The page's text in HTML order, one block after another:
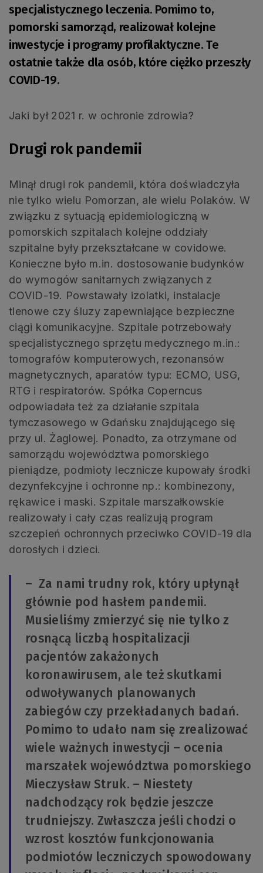
specjalistycznego leczenia. Pomimo to,
pomorski samorząd, realizował kolejne
inwestycje i programy profilaktyczne. Te
ostatnie także dla osób, które ciężko przeszły
COVID-19.
Jaki był 2021 r. w ochronie zdrowia?
Drugi rok pandemii
Minął drugi rok pandemii, która doświadczyła
nie tylko wielu Pomorzan, ale wielu Polaków. W
związku z sytuacją epidemiologiczną w
pomorskich szpitalach kolejne oddziały
szpitalne były przekształcane w covidowe.
Konieczne było m.in. dostosowanie budynków
do wymogów sanitarnych związanych z
COVID-19. Powstawały izolatki, instalacje
tlenowe czy śluzy zapewniające bezpieczne
ciągi komunikacyjne. Szpitale potrzebowały
specjalistycznego sprzętu medycznego m.in.:
tomografów komputerowych, rezonansów
magnetycznych, aparatów typu: ECMO, USG,
RTG i respiratorów. Spółka Coperncus
odpowiadała też za działanie szpitala
tymczasowego w Gdańsku znajdującego się
przy ul. Żaglowej. Ponadto, za otrzymane od
samorządu województwa pomorskiego
pieniądze, podmioty lecznicze kupowały środki
dezynfekcyjne i ochronne np.: kombinezony,
rękawice i maski. Szpitale marszałkowskie
realizowały i cały czas realizują program
szczepień ochronnych przeciwko COVID-19 dla
dorosłych i dzieci.
– Za nami trudny rok, który upłynął
głównie pod hasłem pandemii.
Musieliśmy zmierzyć się nie tylko z
rosnącą liczbą hospitalizacji
pacjentów zakażonych
koronawirusem, ale też skutkami
odwoływanych planowanych
zabiegów czy przekładanych badań.
Pomimo to udało nam się zrealizować
wiele ważnych inwestycji – ocenia
marszałek województwa pomorskiego
Mieczysław Struk. – Niestety
nadchodzący rok będzie jeszcze
trudniejszy. Zwłaszcza jeśli chodzi o
wzrost kosztów funkcjonowania
podmiotów leczniczych spowodowany